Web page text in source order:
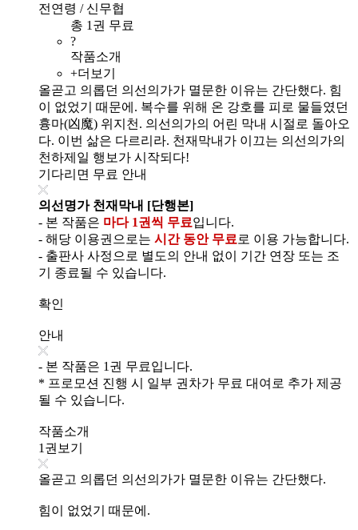
전연령 / 신무협
총 1권 무료
?
작품소개
+더보기
올곧고 의롭던 의선의가가 멸문한 이유는 간단했다. 힘
이 없었기 때문에. 복수를 위해 온 강호를 피로 물들였던
흉마(凶魔) 위지천. 의선의가의 어린 막내 시절로 돌아오
다. 이번 삶은 다르리라. 천재막내가 이끄는 의선의가의
천하제일 행보가 시작되다!
기다리면 무료 안내
의선명가 천재막내 [단행본]
- 본 작품은 마다 1권씩 무료입니다.
- 해당 이용권으로는 시간 동안 무료 로 이용 가능합니다.
- 출판사 사정으로 별도의 안내 없이 기간 연장 또는 조
기 종료될 수 있습니다.
확인
안내
- 본 작품은 1권 무료입니다.
* 프로모션 진행 시 일부 권차가 무료 대여로 추가 제공
될 수 있습니다.
작품소개
1권보기
올곧고 의롭던 의선의가가 멸문한 이유는 간단했다.
힘이 없었기 때문에.